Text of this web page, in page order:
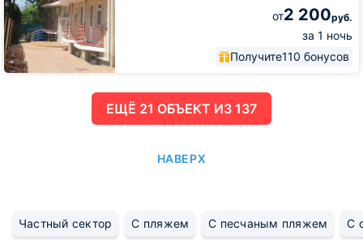
от2 200руб.
за 1 ночь
Получите110 бонусов
ЕЩË 21 ОБЪЕКТ ИЗ 137
НАВЕРХ
Частный сектор С пляжем С песчаным пляжем С